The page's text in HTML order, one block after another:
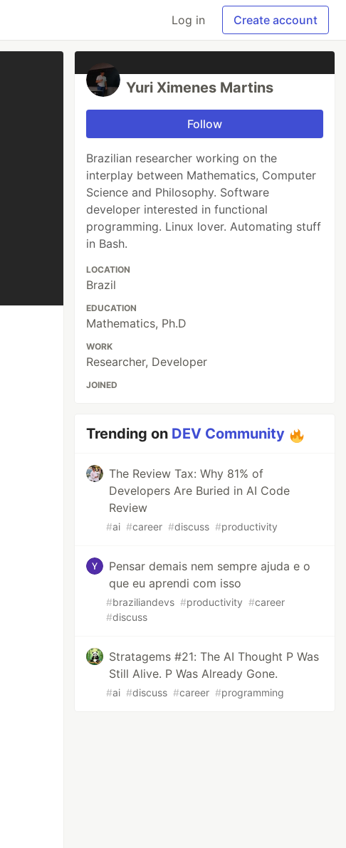
Log in Create account
Yuri Ximenes Martins
Follow
Brazilian researcher working on the
interplay between Mathematics, Computer
Science and Philosophy. Software
developer interested in functional
programming. Linux lover. Automating stuff
in Bash.
LOCATION
Brazil
EDUCATION
Mathematics, Ph.D
WORK
Researcher, Developer
JOINED
Trending on DEV Community
The Review Tax: Why 81% of
Developers Are Buried in AI Code
Review
#ai #career #discuss #productivity
Pensar demais nem sempre ajuda e o
que eu aprendi com isso
#braziliandevs #productivity #career
#discuss
Stratagems #21: The AI Thought P Was
Still Alive. P Was Already Gone.
#ai #discuss #career #programming